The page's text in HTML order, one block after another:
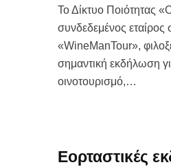
Το Δίκτυο Ποιότητας
συνδεδεμένος εταίρος
«WineManTour»,
σημαντική εκδήλωση
οινοτουρισμό,…
Εορταστικές